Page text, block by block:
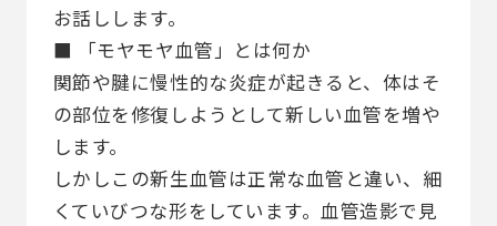
お話しします。
■ 「モヤモヤ血管」とは何か
関節や腱に慢性的な炎症が起きると、体はそ
の部位を修復しようとして新しい血管を増や
します。
しかしこの新生血管は正常な血管と違い、細
くていびつな形をしています。血管造影で見